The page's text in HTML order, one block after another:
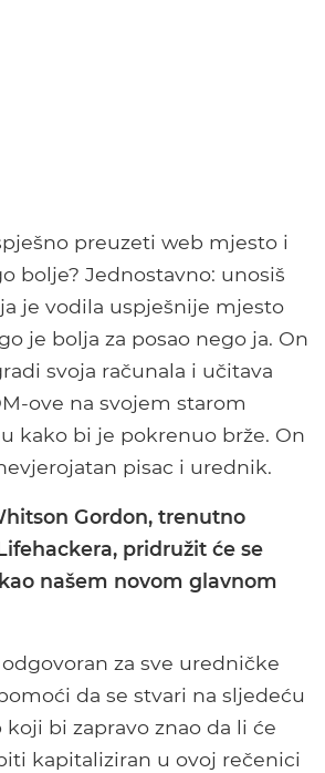
preuzeti web mjesto i
bolje? Jednostavno: unosiš
je vodila uspješnije mjesto
je bolja za posao nego ja. On
svoja računala i učitava
ove na svojem starom
kako bi je pokrenuo brže. On
pisac i urednik.
Gordon, trenutno
pridružit će se
našem novom glavnom
za sve uredničke
da se stvari na sljedeću
bi zapravo znao da li će
kapitaliziran u ovoj rečenici